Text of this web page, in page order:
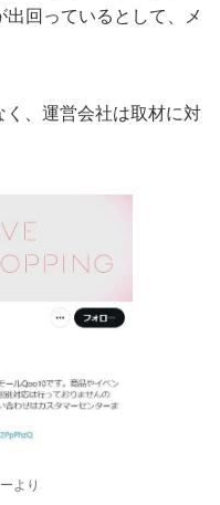
回っているとして、メ
、運営会社は取材に対
より